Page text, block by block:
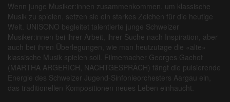
Wenn junge Musiker:innen zusammenkommen, um klassische
Musik zu spielen, setzen sie ein starkes Zeichen für die heutige
Welt. UNISONO begleitet talentierte junge Schweizer
Musiker:innen bei ihrer Arbeit, ihrer Suche nach Inspiration, aber
auch bei ihren Überlegungen, wie man heutzutage die «alte»
klassische Musik spielen soll. Filmemacher Georges Gachot
(MARTHA ARGERICH, NACHTGESPRÄCH) fängt die pulsierende
Energie des Schweizer Jugend-Sinfonieorchesters Aargau ein,
das traditionellen Kompositionen neues Leben einhaucht.